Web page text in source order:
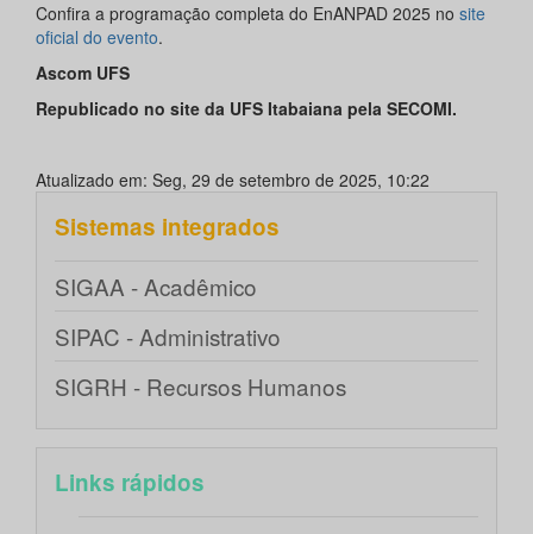
Confira a programação completa do EnANPAD 2025 no site
oficial do evento.
Ascom UFS
Republicado no site da UFS Itabaiana pela SECOMI.
Atualizado em: Seg, 29 de setembro de 2025, 10:22
Sistemas integrados
SIGAA - Acadêmico
SIPAC - Administrativo
SIGRH - Recursos Humanos
Links rápidos